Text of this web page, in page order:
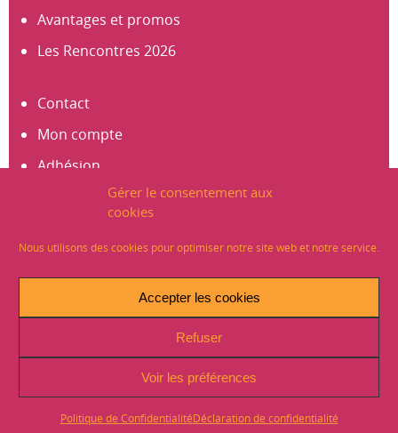
Gérer le consentement aux
cookies
Nous utilisons des cookies pour optimiser notre site web et notre service.
Accepter les cookies
Refuser
Voir les préférences
Politique de ConfidentialitéDéclaration de confidentialité
Avantages et promos
Les Rencontres 2026
Contact
Mon compte
Adhésion
S’abonner à la newsletter
Mentions légales
Politique de Confidentialité (RGPD)